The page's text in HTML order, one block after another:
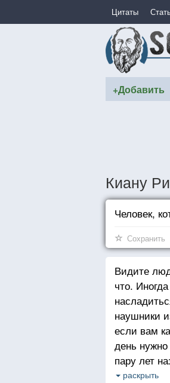
Цитаты
+Добавить
Киану
Человек,
Сохранить
Видите
что.
наушники
если вам
день
пару лет
нужно
раскрыть